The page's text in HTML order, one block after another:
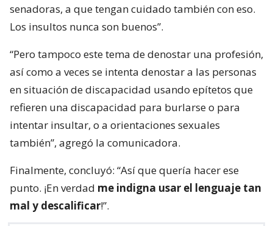
senadoras, a que tengan cuidado también con eso.
Los insultos nunca son buenos”.
“Pero tampoco este tema de denostar una profesión,
así como a veces se intenta denostar a las personas
en situación de discapacidad usando epítetos que
refieren una discapacidad para burlarse o para
intentar insultar, o a orientaciones sexuales
también”, agregó la comunicadora.
Finalmente, concluyó: “Así que quería hacer ese
punto. ¡En verdad me indigna usar el lenguaje tan
mal y descalificar!”.